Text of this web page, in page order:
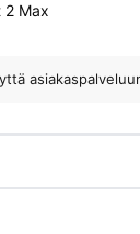
2 Max